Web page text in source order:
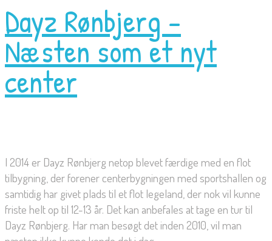
Dayz Rønbjerg –
Næsten som et nyt
center
I 2014 er Dayz Rønbjerg netop blevet færdige med en flot
tilbygning, der forener centerbygningen med sportshallen og
samtidig har givet plads til et flot legeland, der nok vil kunne
friste helt op til 12-13 år. Det kan anbefales at tage en tur til
Dayz Rønbjerg. Har man besøgt det inden 2010, vil man